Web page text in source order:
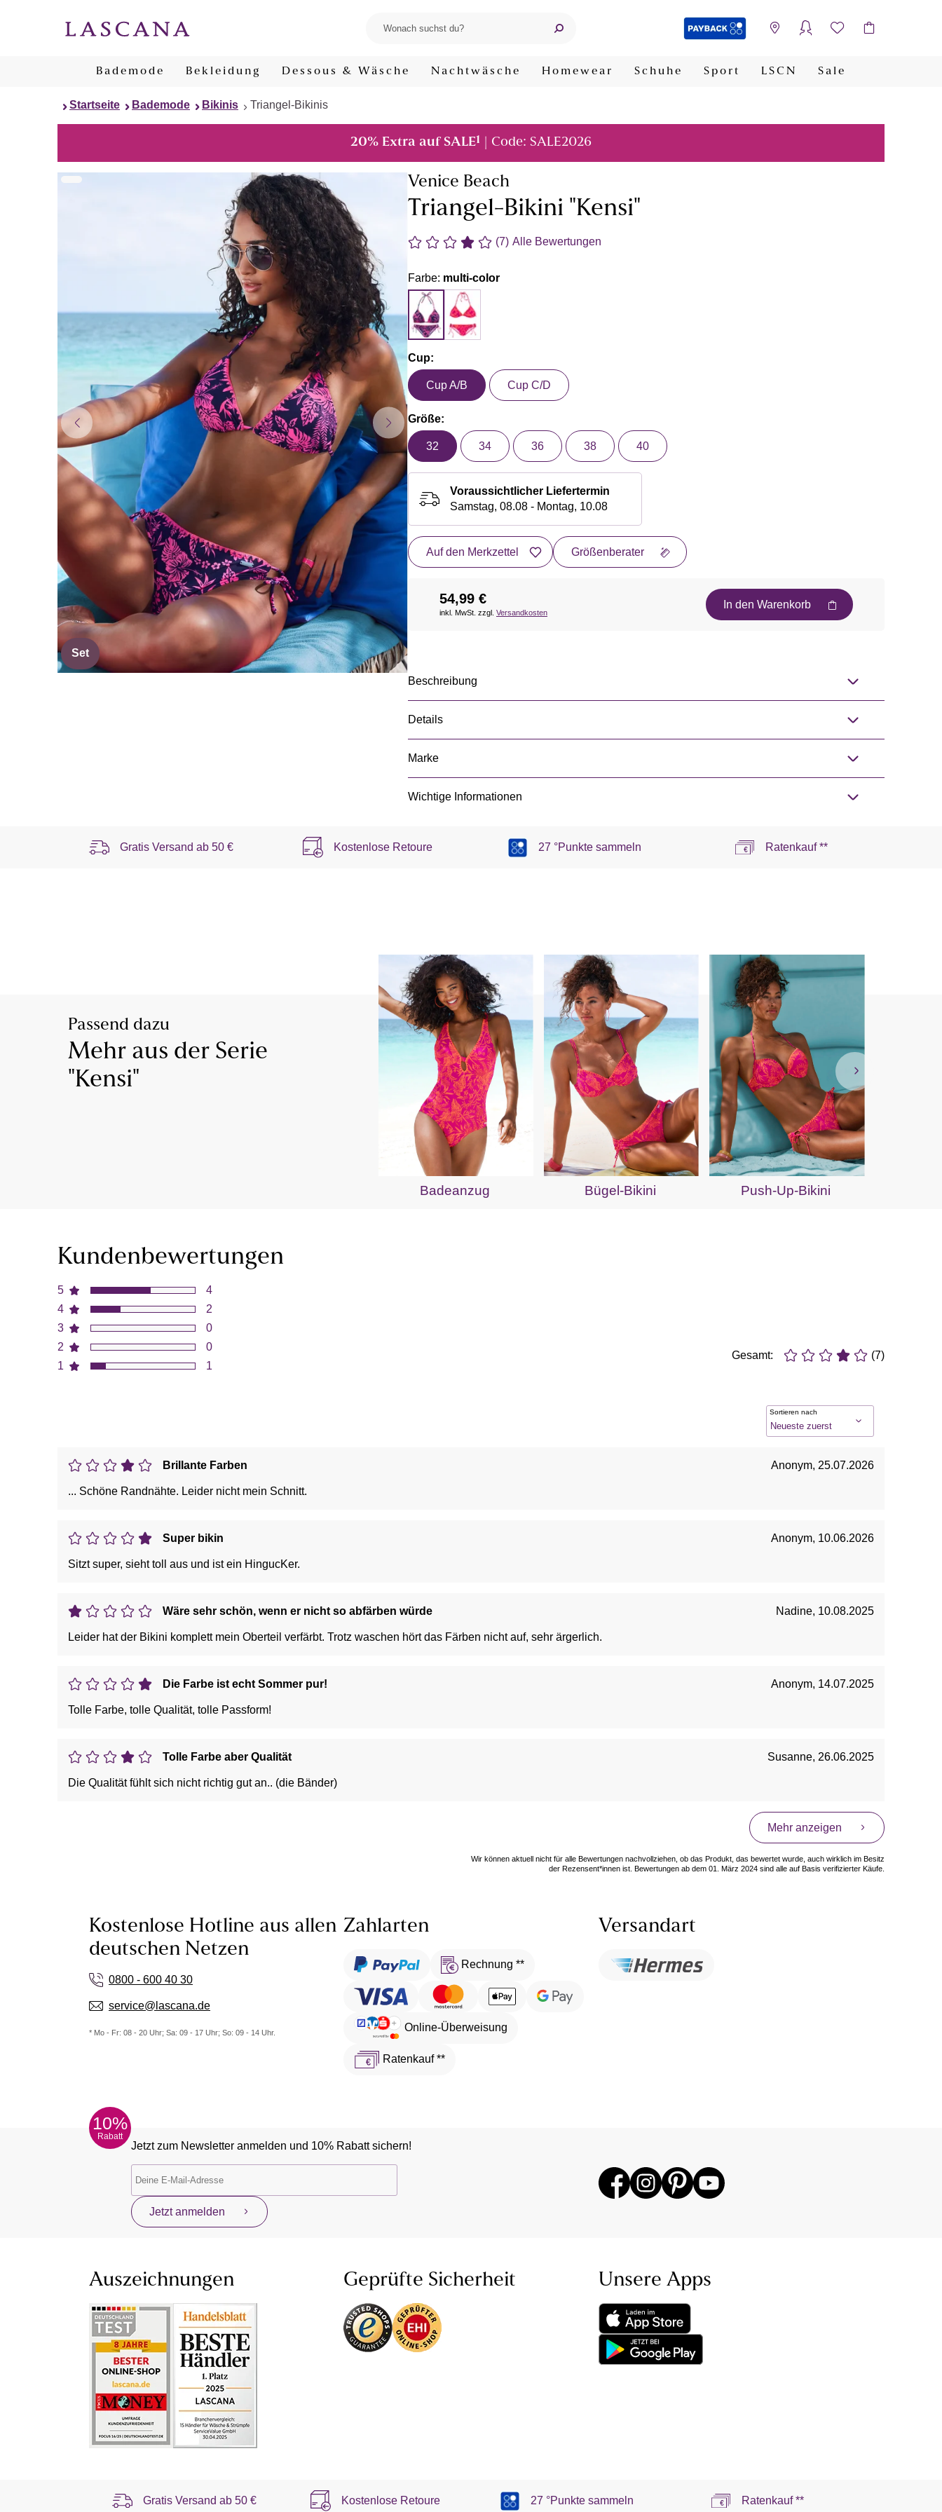
Bademode Bekleidung Dessous & Wäsche Nachtwäsche Homewear Schuhe Sport LSCN Sale
Startseite Bademode Bikinis Triangel-Bikinis
20% Extra auf SALE1 | Code: SALE2026
Set
Venice Beach
Triangel-Bikini "Kensi"
(7) Alle Bewertungen
Farbe: multi-color
Cup:
Cup A/B Cup C/D
Größe:
32 34 36 38 40
Voraussichtlicher Liefertermin
Samstag, 08.08 - Montag, 10.08
Auf den Merkzettel Größenberater
54,99 €
inkl. MwSt. zzgl. Versandkosten
In den Warenkorb
Beschreibung
Details
Marke
Wichtige Informationen
Gratis Versand ab 50 € Kostenlose Retoure 27 °Punkte sammeln Ratenkauf **
Passend dazu
Mehr aus der Serie
"Kensi"
Badeanzug Bügel-Bikini Push-Up-Bikini
Kundenbewertungen
5
4
3
2
1
4
2
0
0
1
Gesamt: (7)
Sortieren nach
Brillante Farben Anonym, 25.07.2026
... Schöne Randnähte. Leider nicht mein Schnitt.
Super bikin Anonym, 10.06.2026
Sitzt super, sieht toll aus und ist ein HingucKer.
Wäre sehr schön, wenn er nicht so abfärben würde Nadine, 10.08.2025
Leider hat der Bikini komplett mein Oberteil verfärbt. Trotz waschen hört das Färben nicht auf, sehr ärgerlich.
Die Farbe ist echt Sommer pur! Anonym, 14.07.2025
Tolle Farbe, tolle Qualität, tolle Passform!
Tolle Farbe aber Qualität Susanne, 26.06.2025
Die Qualität fühlt sich nicht richtig gut an.. (die Bänder)
Mehr anzeigen
Wir können aktuell nicht für alle Bewertungen nachvollziehen, ob das Produkt, das bewertet wurde, auch wirklich im Besitz
der Rezensent*innen ist. Bewertungen ab dem 01. März 2024 sind alle auf Basis verifizierter Käufe.
Kostenlose Hotline aus allen
deutschen Netzen
0800 - 600 40 30
service@lascana.de
* Mo - Fr: 08 - 20 Uhr; Sa: 09 - 17 Uhr; So: 09 - 14 Uhr.
Zahlarten
Rechnung **
Online-Überweisung
Ratenkauf **
Versandart
10%
Rabatt
Jetzt zum Newsletter anmelden und 10% Rabatt sichern!
Jetzt anmelden
Auszeichnungen Geprüfte Sicherheit Unsere Apps
Gratis Versand ab50 € Kostenlose Retoure 27 °Punkte sammeln Ratenkauf **